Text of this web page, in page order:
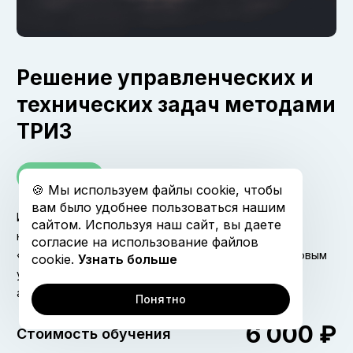
Решение управленческих и
технических задач методами
ТРИЗ
Из курса вы узнаете, как можно создавать
нестандартные решения системно, разрешать
«тупиковые» задачи, смотреть на ситуацию под новым
углом и производить новые идеи по понятным
алгоритмам и шагам.
Стоимость обучения 6 000 ₽
🍪 Мы используем файлы cookie, чтобы
вам было удобнее пользоваться нашим
сайтом. Используя наш сайт, вы даете
согласие на использование файлов
cookie. Узнать больше
Понятно
Отправить
Отправляя заявку, я соглашаюсь на
обработку персональных данных